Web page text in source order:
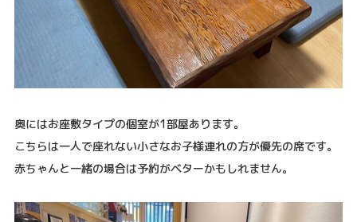
奥にはお座敷タイプの個室が1部屋あります。
こちらは一人で座れない小さなお子様連れの方が優先の席です。
赤ちゃんと一緒の場合は予約がベターかもしれません。